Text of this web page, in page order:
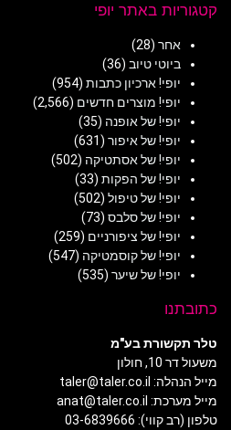
קטגוריות באתר יופי
אחר (28)
ביוטי טיוב (36)
יופי! ארכיון כתבות (954)
יופי! מוצרים חדשים (2,566)
יופי! של אופנה (35)
יופי! של איפור (631)
יופי! של אסתטיקה (502)
יופי! של הפקות (33)
יופי! של טיפול (502)
יופי! של סלבס (73)
יופי! של ציפורניים (259)
יופי! של קוסמטיקה (547)
יופי! של שיער (535)
כתובתנו
טלר תקשורת בע"מ
משעול דר 10, חולון
מייל הנהלה: taler@taler.co.il
מייל מערכת: anat@taler.co.il
טלפון (רב קווי): 03-6839666